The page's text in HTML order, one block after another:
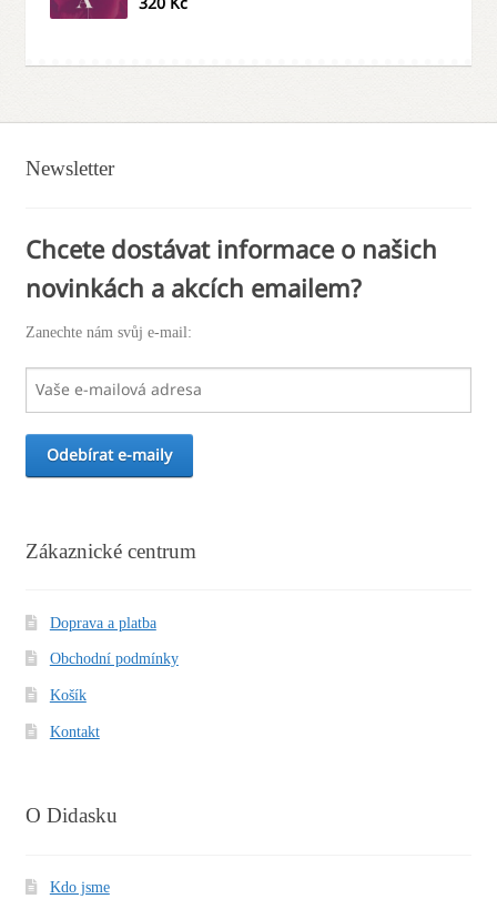
Newsletter
Chcete dostávat informace o našich
novinkách a akcích emailem?
Zanechte nám svůj e-mail:
Zákaznické centrum
Doprava a platba
Obchodní podmínky
Košík
Kontakt
O Didasku
Kdo jsme